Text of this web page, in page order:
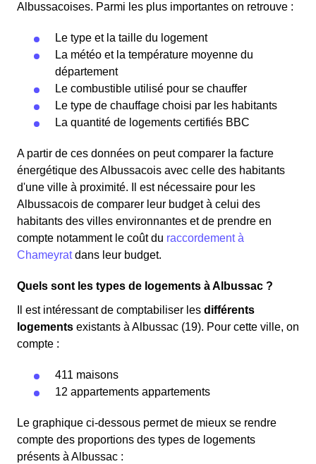
Albussacoises. Parmi les plus importantes on retrouve :
Le type et la taille du logement
La météo et la température moyenne du
département
Le combustible utilisé pour se chauffer
Le type de chauffage choisi par les habitants
La quantité de logements certifiés BBC
A partir de ces données on peut comparer la facture
énergétique des Albussacois avec celle des habitants
d'une ville à proximité. Il est nécessaire pour les
Albussacois de comparer leur budget à celui des
habitants des villes environnantes et de prendre en
compte notamment le coût du raccordement à
Chameyratdans leur budget.
Quels sont les types de logements à Albussac ?
Il est intéressant de comptabiliser les différents
logements existants à Albussac (19). Pour cette ville, on
compte :
411 maisons
12 appartements appartements
Le graphique ci-dessous permet de mieux se rendre
compte des proportions des types de logements
présents à Albussac :